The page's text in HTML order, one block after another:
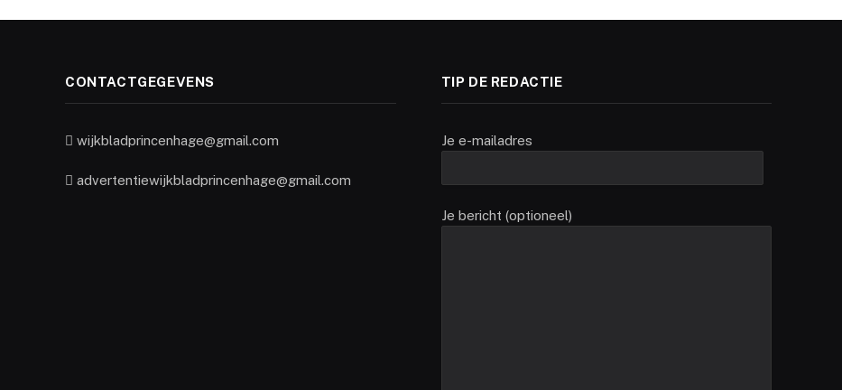
CONTACTGEGEVENS
wijkbladprincenhage@gmail.com
advertentiewijkbladprincenhage@gmail.com
TIP DE REDACTIE
Je e-mailadres
Je bericht (optioneel)